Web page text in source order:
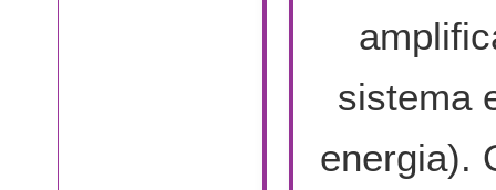
sistema
energia).